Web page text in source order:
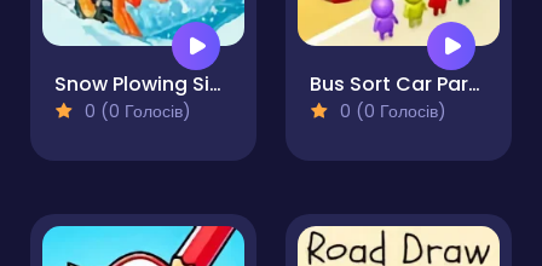
Snow Plowing Simulator
0 (0 Голосів)
Bus Sort Car Parking Jam
0 (0 Голосів)